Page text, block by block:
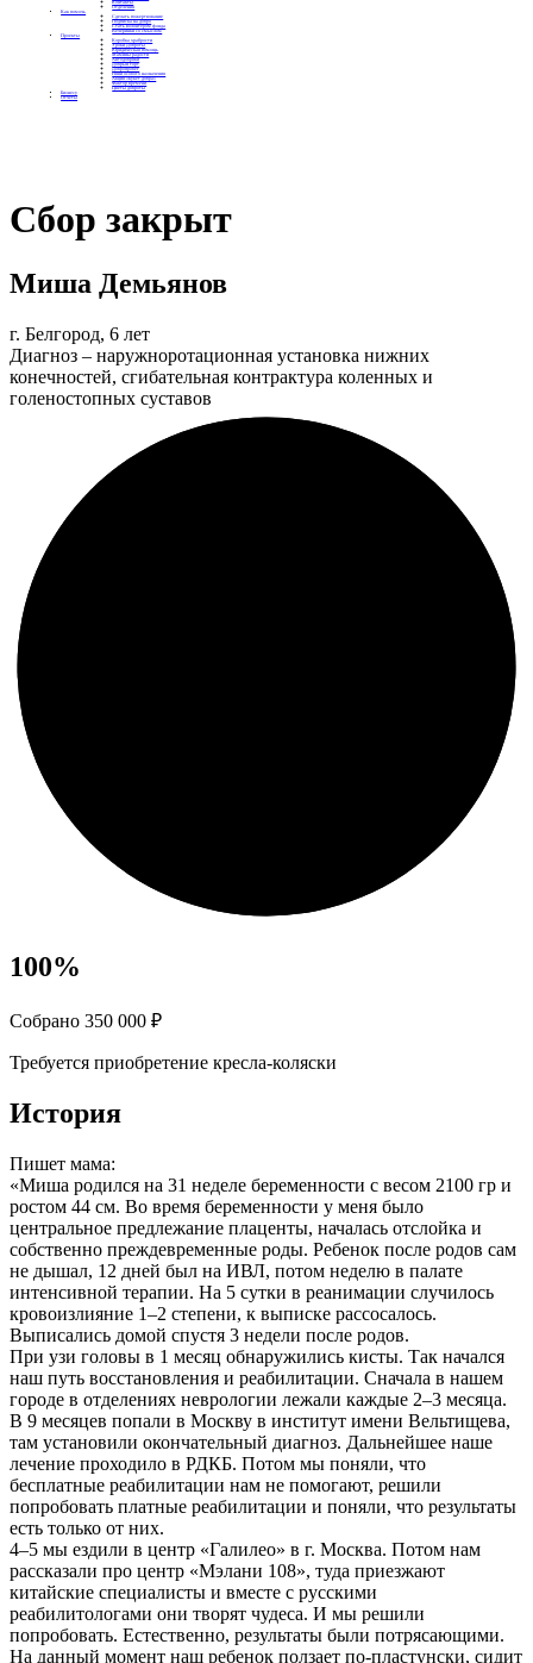
Контакты
Отделения
Как помочь
Сделать пожертвование
Подписка на добро
Стать волонтером фонда
Вечеринки со смыслом
Проекты
Коробка храбрости
Уроки Доброты
Юридическая помощь
Мамины радости
Автодобряки
Добрый торт
Добропробег
Няни особого назначения
Акция «Букет добра»
Фактор времени
Цветы доброты
Бизнесу
Отчеты
Сбор закрыт
Миша Демьянов
г. Белгород, 6 лет
Диагноз – наружноротационная установка нижних
конечностей, сгибательная контрактура коленных и
голеностопных суставов
100%
Собрано 350 000 ₽
Требуется приобретение кресла-коляски
История
Пишет мама:
«Миша родился на 31 неделе беременности с весом 2100 гр и
ростом 44 см. Во время беременности у меня было
центральное предлежание плаценты, началась отслойка и
собственно преждевременные роды. Ребенок после родов сам
не дышал, 12 дней был на ИВЛ, потом неделю в палате
интенсивной терапии. На 5 сутки в реанимации случилось
кровоизлияние 1–2 степени, к выписке рассосалось.
Выписались домой спустя 3 недели после родов.
При узи головы в 1 месяц обнаружились кисты. Так начался
наш путь восстановления и реабилитации. Сначала в нашем
городе в отделениях неврологии лежали каждые 2–3 месяца.
В 9 месяцев попали в Москву в институт имени Вельтищева,
там установили окончательный диагноз. Дальнейшее наше
лечение проходило в РДКБ. Потом мы поняли, что
бесплатные реабилитации нам не помогают, решили
попробовать платные реабилитации и поняли, что результаты
есть только от них.
4–5 мы ездили в центр «Галилео» в г. Москва. Потом нам
рассказали про центр «Мэлани 108», туда приезжают
китайские специалисты и вместе с русскими
реабилитологами они творят чудеса. И мы решили
попробовать. Естественно, результаты были потрясающими.
На данный момент наш ребенок ползает по-пластунски, сидит